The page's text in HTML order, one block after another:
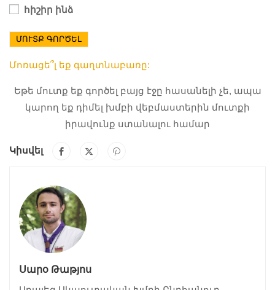
հիշիր ինձ
ՄՈՒՏՔ ԳՈՐԾԵԼ
Մոռացե՞լ եք գաղտնաբառը:
Եթե մուտք եք գործել բայց էջը հասանելի չե, ապա
կարող եք դիմել խմբի վեբմաստերին մուտքի
իրավունք ստանալու համար
Կիսվել
Սարօ Թաթյոս